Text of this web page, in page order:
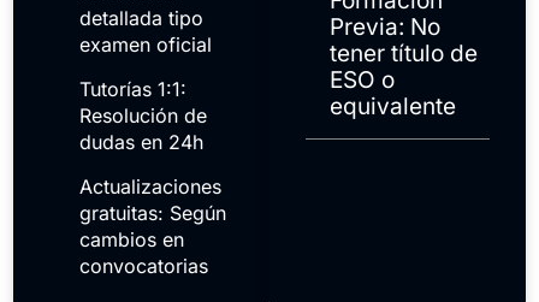
detallada tipo
examen oficial
Tutorías 1:1:
Resolución de
dudas en 24h
Actualizaciones
gratuitas: Según
cambios en
convocatorias
Previa: No
tener título de
ESO o
equivalente